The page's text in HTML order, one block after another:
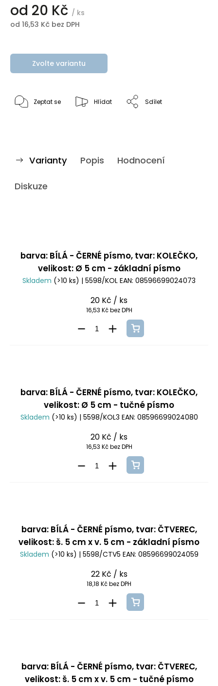
od 20 Kč / ks
od 16,53 Kč bez DPH
Zvolte variantu
Zeptat se Hlídat Sdílet
Varianty Popis Hodnocení
Diskuze
barva: BÍLÁ - ČERNÉ písmo, tvar: KOLEČKO,
velikost: Ø 5 cm - základní písmo
Skladem (>10 ks) | 5598/KOL EAN: 08596699024073
20 Kč / ks
16,53 Kč bez DPH
barva: BÍLÁ - ČERNÉ písmo, tvar: KOLEČKO,
velikost: Ø 5 cm - tučné písmo
Skladem (>10 ks) | 5598/KOL3 EAN: 08596699024080
20 Kč / ks
16,53 Kč bez DPH
barva: BÍLÁ - ČERNÉ písmo, tvar: ČTVEREC,
velikost: š. 5 cm x v. 5 cm - základní písmo
Skladem (>10 ks) | 5598/CTV5 EAN: 08596699024059
22 Kč / ks
18,18 Kč bez DPH
barva: BÍLÁ - ČERNÉ písmo, tvar: ČTVEREC,
velikost: š. 5 cm x v. 5 cm - tučné písmo